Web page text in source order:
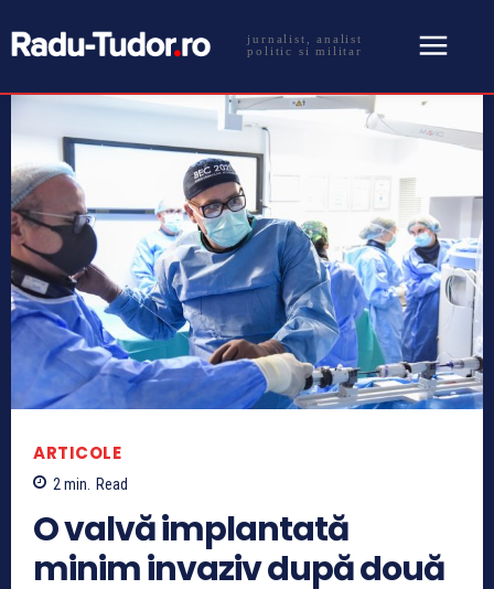
jurnalist, analist
politic si militar
ARTICOLE
2min. Read
O valvă implantată
minim invaziv după două